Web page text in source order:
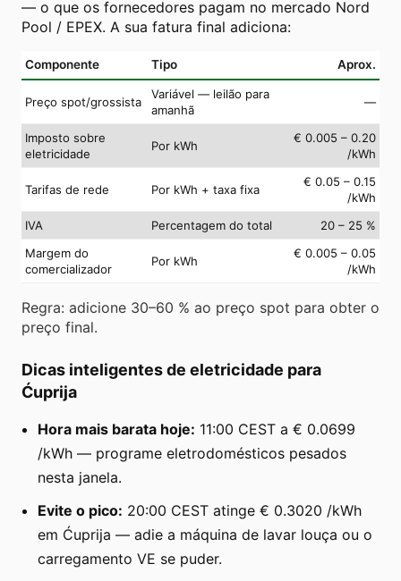
— o que os fornecedores pagam no mercado Nord
Pool / EPEX. A sua fatura final adiciona:
Componente Tipo Aprox.
Preço spot/grossista
Variável — leilão para
amanhã
—
Imposto sobre
eletricidade
Por kWh
€ 0.005 – 0.20
/kWh
Tarifas de rede Por kWh + taxa fixa
€ 0.05 – 0.15
/kWh
IVA
Percentagem do total
20 – 25 %
Margem do
comercializador
Por kWh
€ 0.005 – 0.05
/kWh
Regra: adicione 30–60 % ao preço spot para obter o
preço final.
Dicas inteligentes de eletricidade para
Ćuprija
Hora mais barata hoje: 11:00 CEST a € 0.0699
/kWh — programe eletrodomésticos pesados
nesta janela.
Evite o pico: 20:00 CEST atinge € 0.3020 /kWh
em Ćuprija — adie a máquina de lavar louça ou o
carregamento VE se puder.